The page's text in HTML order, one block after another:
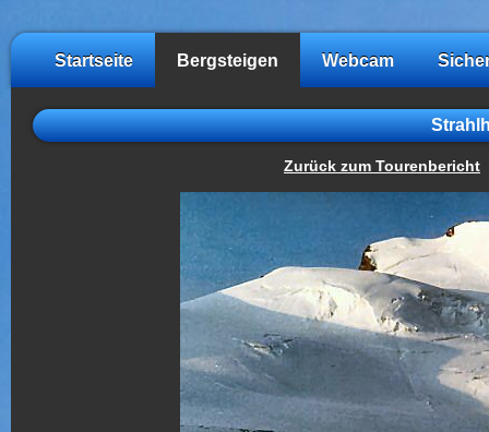
Startseite Bergsteigen Webcam
Zurück zum Tourenbericht